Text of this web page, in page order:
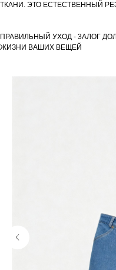
ТКАНИ. ЭТО ЕСТЕСТВЕННЫЙ
ПРАВИЛЬНЫЙ УХОД - 3АЛОГ
ЖИЗНИ ВАШИХ ВЕЩЕЙ